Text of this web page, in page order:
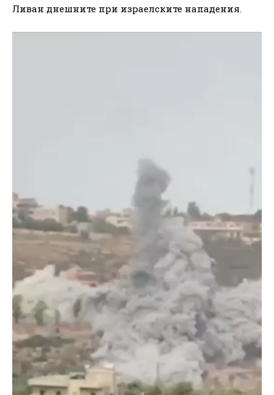
Ливан днешните при израелските нападения.